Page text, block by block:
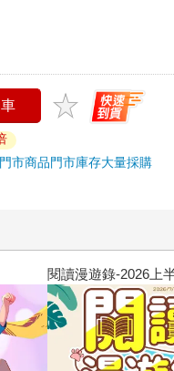
市商品門市庫存大量採購